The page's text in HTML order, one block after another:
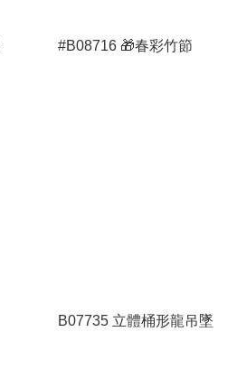
#B08716 🎁春彩竹節
B07735 立體桶形龍吊墜